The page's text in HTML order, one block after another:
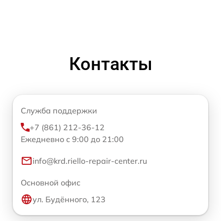
Контакты
Служба поддержки
+7 (861) 212-36-12
Ежедневно с 9:00 до 21:00
info@krd.riello-repair-center.ru
Основной офис
ул. Будённого, 123